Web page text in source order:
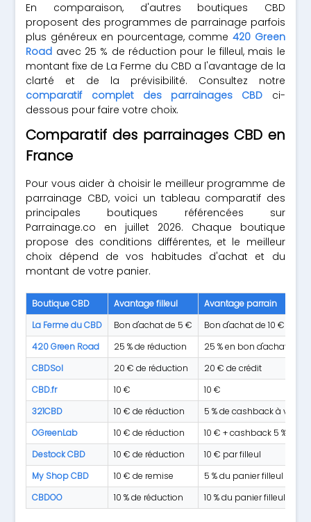
En comparaison, d'autres boutiques CBD
proposent des programmes de parrainage parfois
plus généreux en pourcentage, comme 420 Green
Road avec 25 % de réduction pour le filleul, mais le
montant fixe de La Ferme du CBD a l'avantage de la
clarté et de la prévisibilité. Consultez notre
comparatif complet des parrainages CBD ci-
dessous pour faire votre choix.
Comparatif des parrainages CBD en
France
Pour vous aider à choisir le meilleur programme de
parrainage CBD, voici un tableau comparatif des
principales boutiques référencées sur
Parrainage.co en juillet 2026. Chaque boutique
propose des conditions différentes, et le meilleur
choix dépend de vos habitudes d'achat et du
montant de votre panier.
Boutique CBD Avantage filleul
Avantage parrain
La Ferme du CBD
Bon d'achat de 5 €
Bon d'achat de 10 €
420 Green Road
25 % de réduction
25 % en bon d'achat
CBDSol
20 € de réduction
20 € de crédit
CBD.fr
10 €
10 €
321CBD
10 € de réduction
5 % de cashback à vie
OGreenLab
10 € de réduction
10 € + cashback 5 % à vie
Destock CBD
10 € de réduction
10 € par filleul
My Shop CBD
10 € de remise
5 % du panier filleul à vie
CBDOO
10 % de réduction 10 % du panier filleul